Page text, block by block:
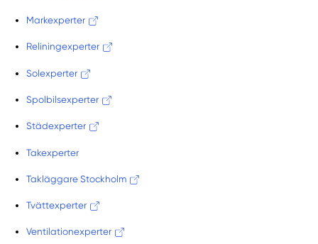
Markexperter
Reliningexperter
Solexperter
Spolbilsexperter
Städexperter
Takexperter
Takläggare Stockholm
Tvättexperter
Ventilationexperter